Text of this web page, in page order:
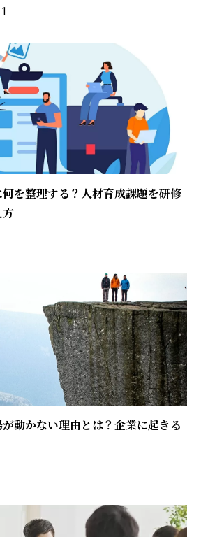
を整理する？人材育成課題を研修
動かない理由とは？企業に起きる